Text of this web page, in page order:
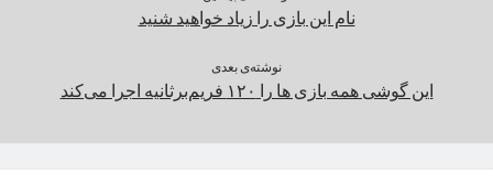
نام این بازی را زیاد خواهید شنید
نوشته‌ی بعدی
این گوشی همه بازی ها را ۱۲۰ فریم‌برثانیه اجرا می‌کند